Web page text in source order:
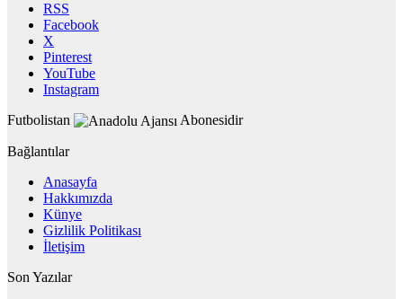
RSS
Facebook
X
Pinterest
YouTube
Instagram
Futbolistan
Abonesidir
Bağlantılar
Anasayfa
Hakkımızda
Künye
Gizlilik Politikası
İletişim
Son Yazılar